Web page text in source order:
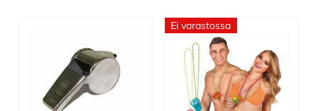
Ei varastossa